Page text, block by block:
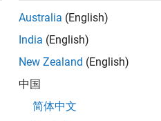
Australia (English)
India (English)
New Zealand (English)
中国
简体中文